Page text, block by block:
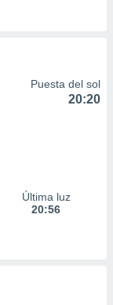
Puesta del sol
20:20
Última luz
20:56